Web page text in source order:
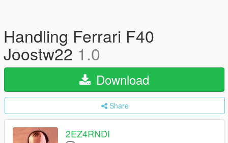
Handling Ferrari F40
Joostw22 1.0
Download
Share
2EZ4RNDI